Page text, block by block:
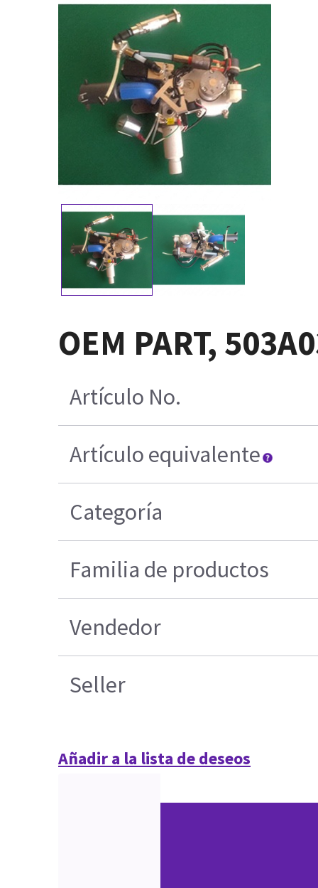
OEM PART,
Artículo No.
Artículo equivalente
Categoría
Familia de productos
Vendedor
Seller
Añadir a la lista de deseos